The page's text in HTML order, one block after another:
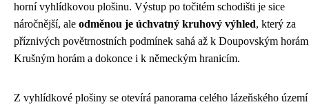
horní vyhlídkovou plošinu. Výstup po točitém schodišti je sice
náročnější, ale odměnou je úchvatný kruhový výhled, který za
příznivých povětrnostních podmínek sahá až k Doupovským
Krušným horám a dokonce i k německým hranicím.
Z vyhlídkové plošiny se otevírá panorama celého lázeňského území